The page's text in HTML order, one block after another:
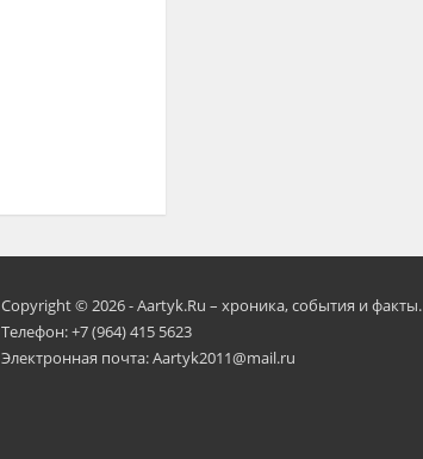
Copyright © 2026 - Aartyk.Ru – хроника, события и факты.
Телефон: +7 (964) 415 5623
Электронная почта: Aartyk2011@mail.ru